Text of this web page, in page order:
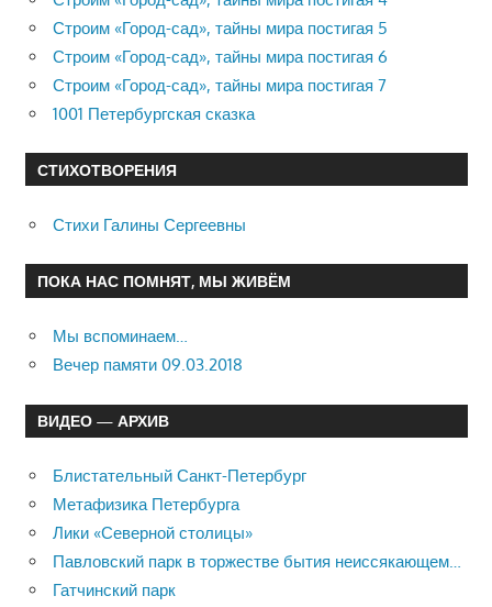
Строим «Город-сад», тайны мира постигая 5
Строим «Город-сад», тайны мира постигая 6
Строим «Город-сад», тайны мира постигая 7
1001 Петербургская сказка
СТИХОТВОРЕНИЯ
Стихи Галины Сергеевны
ПОКА НАС ПОМНЯТ, МЫ ЖИВЁМ
Мы вспоминаем…
Вечер памяти 09.03.2018
ВИДЕО — АРХИВ
Блистательный Санкт-Петербург
Метафизика Петербурга
Лики «Северной столицы»
Павловский парк в торжестве бытия неиссякающем…
Гатчинский парк